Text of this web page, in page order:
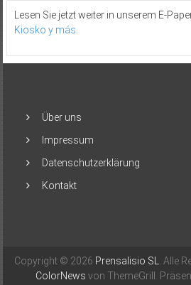
Lesen Sie jetzt weiter in unserem E-
Kiosko y más.
Über uns
Impressum
Datenschutzerklärung
Kontakt
Copyright © 2026 Prensalisio SL. Alle
ColorNews von ThemeGrill.